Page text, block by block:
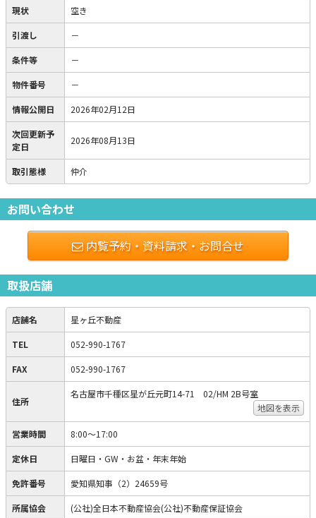
現状 空き
引渡し －
条件等 －
物件番号 －
情報公開日 2026年02月12日
次回更新予
定日
2026年08月13日
取引態様 仲介
お問い合わせ
内覧予約・資料請求・お問合せ
取扱店舗
店舗名 星ヶ丘不動産
TEL 052-990-1767
FAX 052-990-1767
住所
名古屋市千種区星が丘元町14-71 02/HM 2B号室
地図を表示
営業時間 8:00～17:00
定休日 日曜日・GW・お盆・年末年始
免許番号 愛知県知事（2）24659号
所属協会 (公社)全日本不動産協会(公社)不動産保証協会